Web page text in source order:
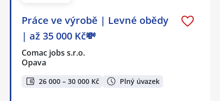
Práce ve výrobě | Levné obědy
| až 35 000 Kč💸
Comac jobs s.r.o.
Opava
26 000 – 30 000 Kč Plný úvazek